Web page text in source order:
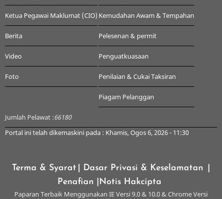
Ketua Pegawai Maklumat (CIO)
Berita
Video
Foto
Kemudahan Awam & Tempahan
Pelesenan & permit
Penguatkuasaan
Penilaian & Cukai Taksiran
Piagam Pelanggan
Jumlah Pelawat :66180
Portal ini telah dikemaskini pada : Khamis, Ogos 6, 2026 - 11:30
Terma & Syarat | Dasar Privasi & Keselamatan
Penafian
|Notis Hakcipta
Paparan Terbaik Menggunakan IE Versi 9.0 & 10.0 & Chrome Versi